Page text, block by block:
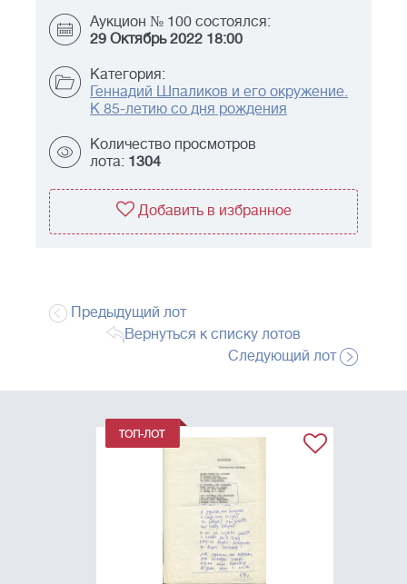
Аукцион № 100 состоялся:
29 Октябрь 2022 18:00
Категория:
Геннадий Шпаликов и его окружение.
К 85-летию со дня рождения
Количество просмотров
лота: 1304
Добавить в избранное
Предыдущий лот
Вернуться к списку лотов
Следующий лот